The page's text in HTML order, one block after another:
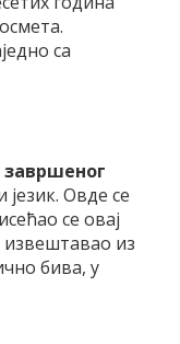
са
завршеног
Овде се
се овај
извештавао из
бива, у